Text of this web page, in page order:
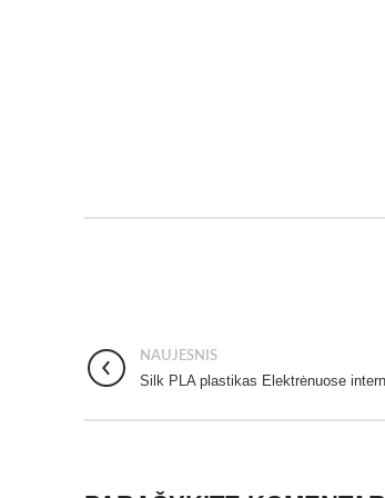
NAUJESNIS
Silk PLA plastikas Elektrėnuose